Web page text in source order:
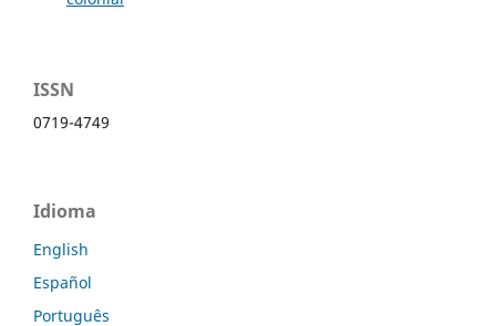
ISSN
0719-4749
Idioma
English
Español
Português